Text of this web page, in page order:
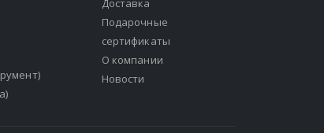
Доставка
Подарочные
сертификаты
О компании
Новости